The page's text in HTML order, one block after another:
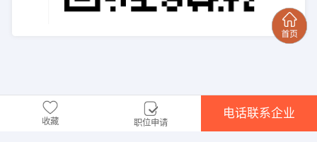
收藏 职位申请
电话联系企业